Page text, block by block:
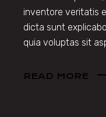
inventore veritatis
dicta sunt
quia voluptas sit
READ MORE